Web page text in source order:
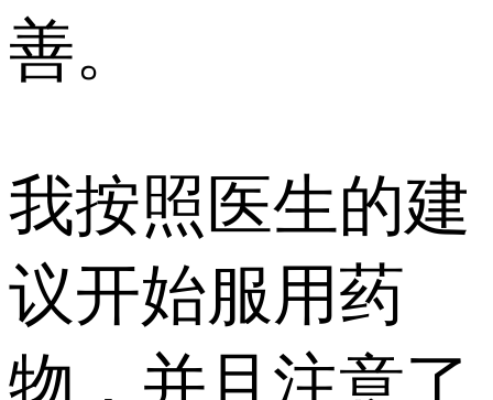
善。
我按照医生的建
议开始服用药
物，并且注意了